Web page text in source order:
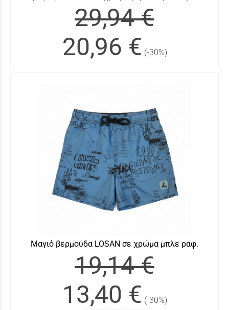
29,94 €
20,96 € (-30%)
Μαγιό βερμούδα LOSAN σε χρώμα μπλε ραφ.
19,14 €
13,40 € (-30%)